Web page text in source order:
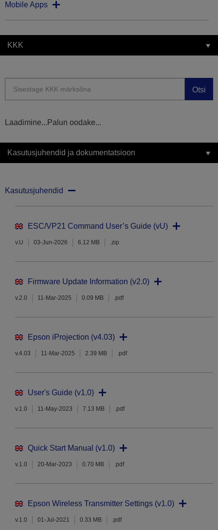
Mobile Apps
KKK
Otsi
Laadimine...Palun oodake...
Kasutusjuhendid ja dokumentatsioon
Kasutusjuhendid
ESC/VP21 Command User’s Guide (vU)
v.U 03-Jun-2026 6.12 MB .zip
Firmware Update Information (v2.0)
v.2.0 11-Mar-2025 0.09 MB .pdf
Epson iProjection (v4.03)
v.4.03 11-Mar-2025 2.39 MB .pdf
User's Guide (v1.0)
v.1.0 11-May-2023 7.13 MB .pdf
Quick Start Manual (v1.0)
v.1.0 20-Mar-2023 0.70 MB .pdf
Epson Wireless Transmitter Settings (v1.0)
v.1.0 01-Jul-2021 0.33 MB .pdf